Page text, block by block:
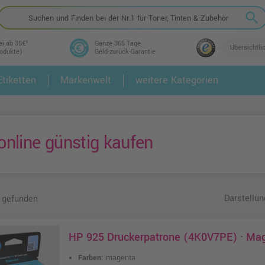
search
ab 35€¹
Ganze 365 Tage
Geld-zurück-Garantie
2.
Markenwelt weitere Kategorien
günstig kaufen
HP 925 Druckerpatrone (4K0V7PE) ·
Farben: magenta